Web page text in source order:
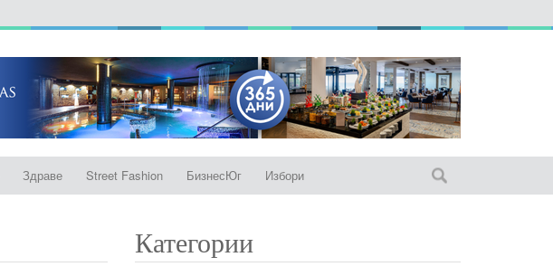
Здраве Street Fashion БизнесЮг Избори
Категории